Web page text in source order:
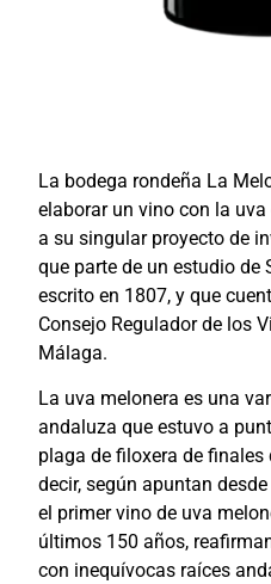
La bodega rondeña La
elaborar un vino con la
a su singular proyecto de
que parte de un estudio de
escrito en 1807, y que
Consejo Regulador de los
Málaga.
La uva melonera es una
andaluza que estuvo a
plaga de filoxera de
decir, según apuntan
el primer vino de uva
últimos 150 años,
con inequívocas raíces